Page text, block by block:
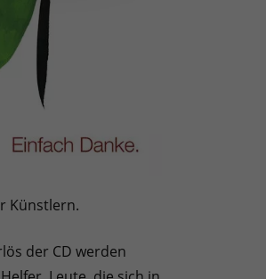
Künstlern.
der CD werden